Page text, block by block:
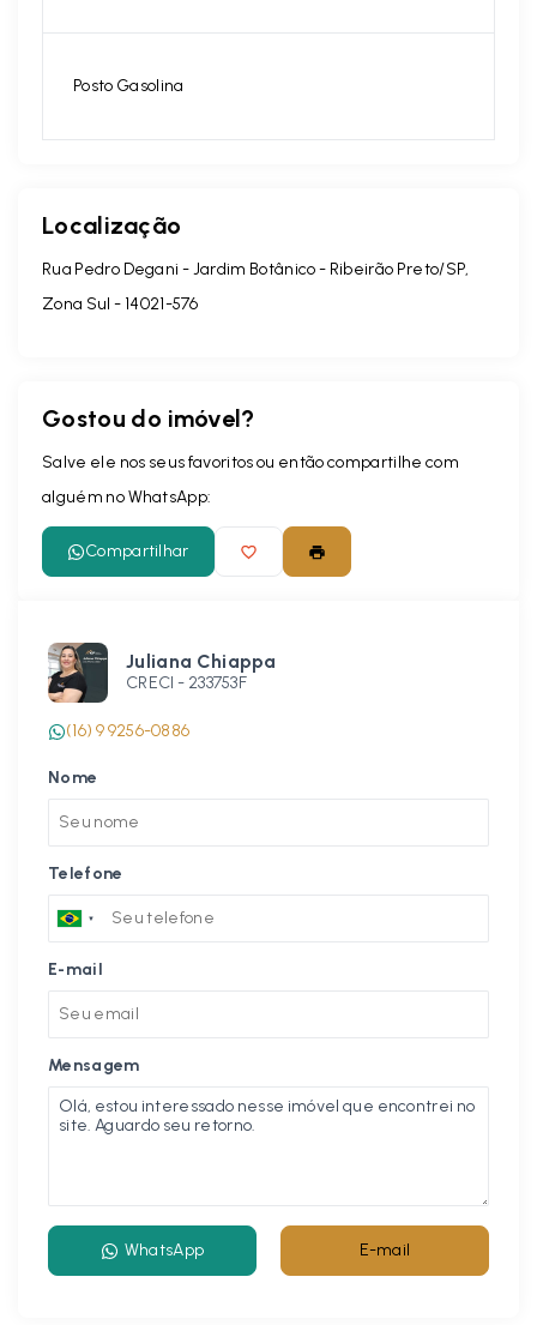
Posto Gasolina
Localização
Rua Pedro Degani - Jardim Botânico - Ribeirão Preto/SP,
Zona Sul - 14021-576
Gostou do imóvel?
Salve ele nos seus favoritos ou então compartilhe com
alguém no WhatsApp:
Compartilhar
Juliana Chiappa
CRECI - 233753F
(16) 9 9256-0886
Nome
Telefone
E-mail
Mensagem
WhatsApp E-mail